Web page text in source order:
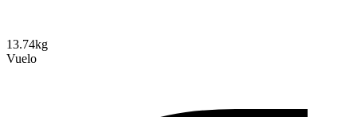
13.74kg
Vuelo